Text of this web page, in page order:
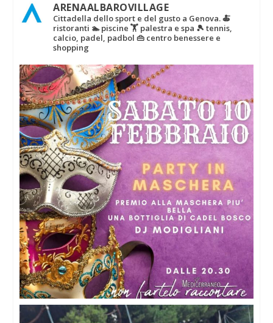
ARENAALBAROVILLAGE
Cittadella dello sport e del gusto a Genova.🍝
ristoranti 🏊 piscine 🏋‍ palestra e spa 🎾 tennis,
calcio, padel, padbol 👜 centro benessere e
shopping